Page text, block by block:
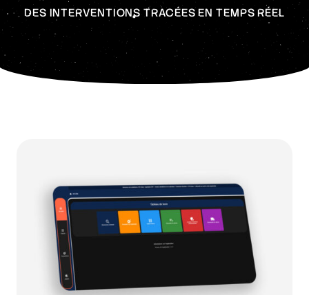
DES INTERVENTIONS TRACÉES EN TEMPS RÉEL